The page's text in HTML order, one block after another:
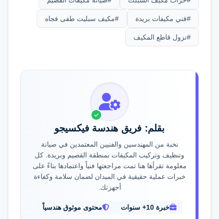
#فني مكيفات بريدة #مكيف سبليت طفى فجاه
#نزول قاطع المكيف
بقلم: فريق هندسة فيكسيجو
نخبة من المهندسين والفنيين المعتمدين في صيانة
وتنظيف وتركيب المكيفات بمنطقة القصيم وبريدة. كل
معلومة تقرأها هنا تمت مراجعتها فنياً واعتمادها بناءً على
خبرات عملية حقيقية في الميدان لضمان سلامة وكفاءة
أجهزتك.
خبرة 10+ سنوات محتوى موثوق هندسياً